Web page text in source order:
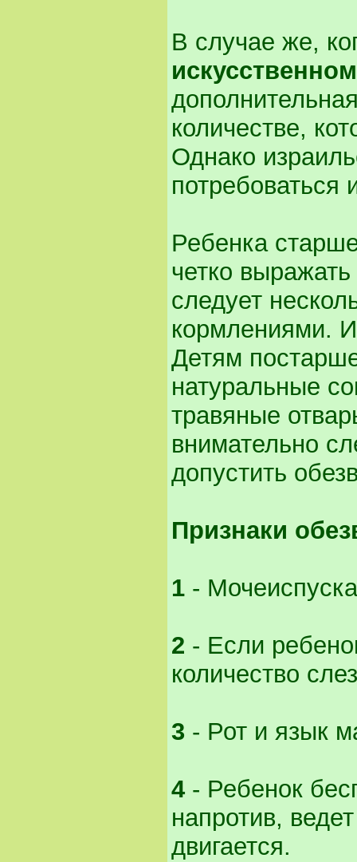
В случае же,
количестве,
Однако
потребоваться
Ребенка
четко
следует
кормлениями.
Детям
натуральные
травяные
внимательно
допустить
Признаки
1 -
2 - Если
количество
3 - Рот и язык
4 - Ребенок
напротив,
двигается.